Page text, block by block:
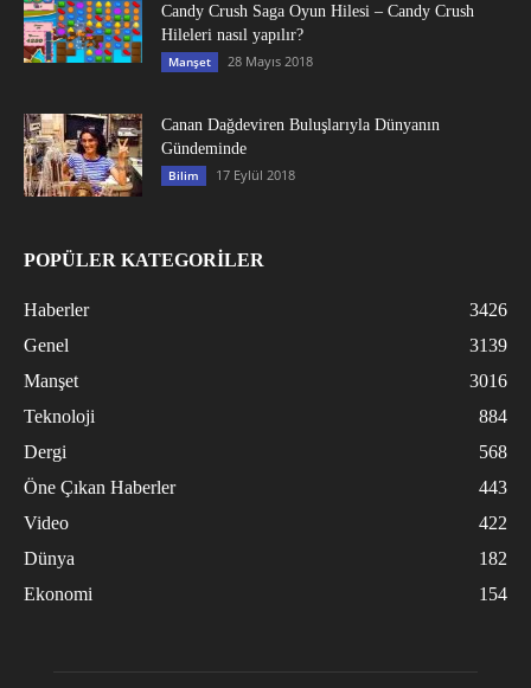
Candy Crush Saga Oyun Hilesi – Candy Crush
Hileleri nasıl yapılır?
Manşet 28 Mayıs 2018
Canan Dağdeviren Buluşlarıyla Dünyanın
Gündeminde
Bilim 17 Eylül 2018
POPÜLER KATEGORİLER
Haberler
3426
Genel
3139
Manşet
3016
Teknoloji
884
Dergi
568
Öne Çıkan Haberler
443
Video
422
Dünya
182
Ekonomi
154